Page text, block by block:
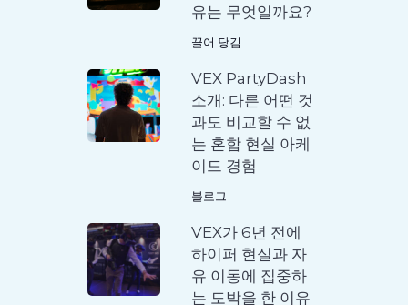
유는 무엇일까요?
끌어 당김
VEX PartyDash
소개: 다른 어떤 것
과도 비교할 수 없
는 혼합 현실 아케
이드 경험
블로그
VEX가 6년 전에
하이퍼 현실과 자
유 이동에 집중하
는 도박을 한 이유